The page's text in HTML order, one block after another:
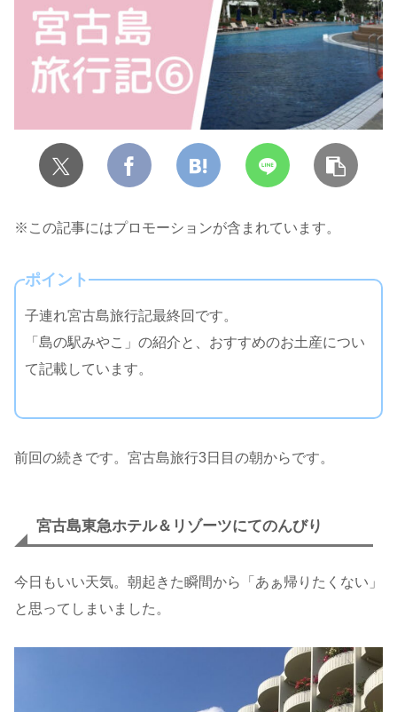
※この記事にはプロモーションが含まれています。
ポイント
子連れ宮古島旅行記最終回です。
「島の駅みやこ」の紹介と、おすすめのお土産につい
て記載しています。
前回の続きです。宮古島旅行3日目の朝からです。
宮古島東急ホテル＆リゾーツにてのんびり
今日もいい天気。朝起きた瞬間から「あぁ帰りたくない」
と思ってしまいました。